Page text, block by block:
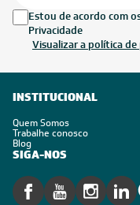
Estou de acordo com
Privacidade
Visualizar a política
INSTITUCIONAL
Quem Somos
Trabalhe conosco
Blog
SIGA-NOS